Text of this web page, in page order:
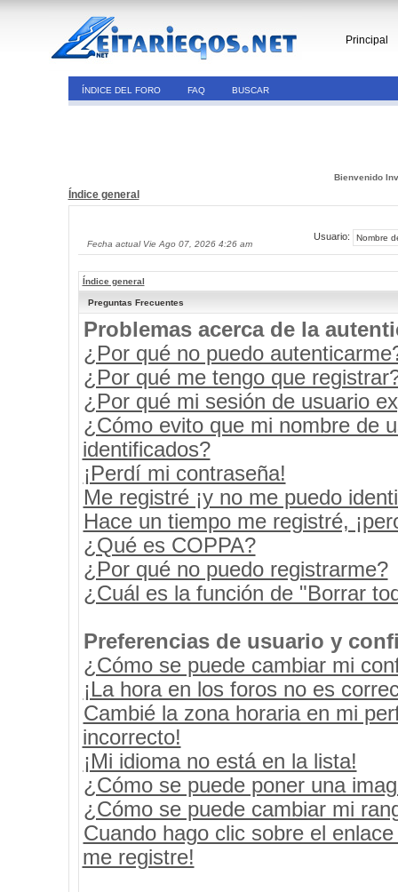
Principal
ÍNDICE DEL FORO FAQ BUSCAR
Bienvenido
Índice general
Fecha actual Vie Ago 07, 2026 4:26 am
Usuario:
Índice general
Preguntas Frecuentes
Problemas acerca de la
¿Por qué no puedo
¿Por qué me tengo que
¿Por qué mi sesión de usuario
¿Cómo evito que mi nombre de
identificados?
¡Perdí mi contraseña!
Me registré ¡y no me puedo
Hace un tiempo me registré,
¿Qué es COPPA?
¿Por qué no puedo registrarme?
¿Cuál es la función de "Borrar
Preferencias de usuario y
¿Cómo se puede cambiar mi
¡La hora en los foros no es
Cambié la zona horaria en mi
incorrecto!
¡Mi idioma no está en la lista!
¿Cómo se puede poner una
¿Cómo se puede cambiar mi
Cuando hago clic sobre el
me registre!